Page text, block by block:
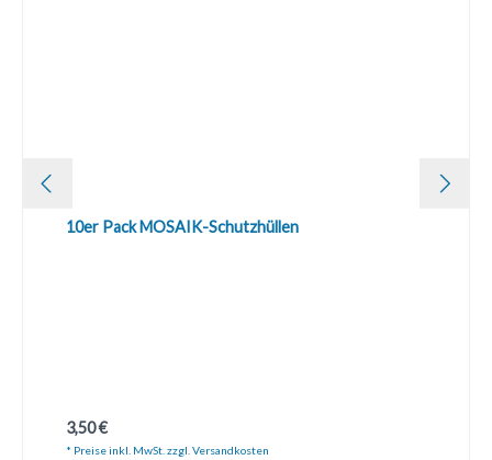
10er Pack MOSAIK-Schutzhüllen
Regulärer Preis:
3,50 €
* Preise inkl. MwSt. zzgl. Versandkosten